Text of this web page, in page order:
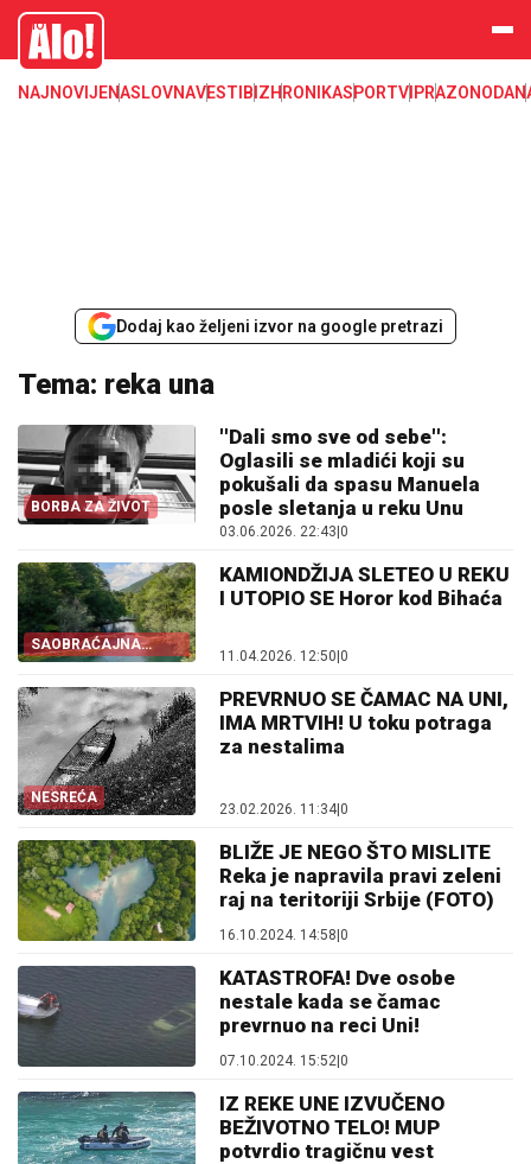
Alo
NAJNOVIJENASLOVNAVESTI BIZHRONIKASPORTVIPRAZONODA
Dodaj kao željeni izvor na google pretrazi
Tema: reka una
BORBA ZA ŽIVOT
''Dali smo sve od sebe'':
Oglasili se mladići koji su
pokušali da spasu Manuela
posle sletanja u reku Unu
03.06.2026. 22:43 0
SAOBRAĆAJNA
NESREĆA
KAMIONDŽIJA SLETEO U REKU
I UTOPIO SE Horor kod Bihaća
11.04.2026. 12:50 0
NESREĆA
PREVRNUO SE ČAMAC NA UNI,
IMA MRTVIH! U toku potraga
za nestalima
23.02.2026. 11:34|0
BLIŽE JE NEGO ŠTO MISLITE
Reka je napravila pravi zeleni
raj na teritoriji Srbije (FOTO)
16.10.2024. 14:58|0
KATASTROFA! Dve osobe
nestale kada se čamac
prevrnuo na reci Uni!
07.10.2024. 15:52|0
IZ REKE UNE IZVUČENO
BEŽIVOTNO TELO! MUP
potvrdio tragičnu vest